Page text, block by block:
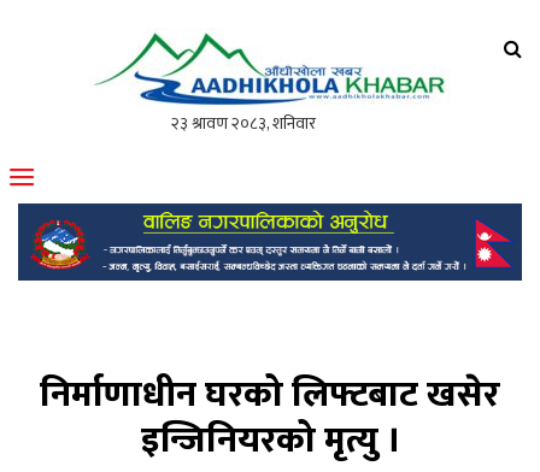
मोफसलकै लोकप्रिय अनलाइन पत्रिका
निर्माणाधीन घरको लिफ्टबाट खसेर
इन्जिनियरको मृत्यु ।